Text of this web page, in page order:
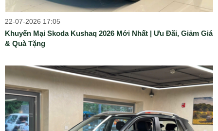
22-07-2026 17:05
Khuyến Mại Skoda Kushaq 2026 Mới Nhất | Ưu Đãi, Giảm Giá
& Quà Tặng